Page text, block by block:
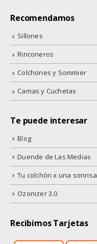
Recomendamos
Sillones
Rinconeros
Colchones y Sommier
Camas y Cuchetas
Te puede interesar
Blog
Duende de Las Medias
Tu colchón x una sonrisa
Ozonizer 3.0
Recibimos Tarjetas